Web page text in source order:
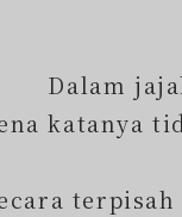
Dalam
katanya